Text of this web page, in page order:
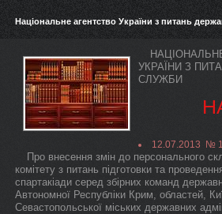
Національне агентство України з питань
УКРАЇНИ З
СЛУЖБИ
12.07.2013 №
Про внесення змін до персонального
комітету з питань підготовки та
спартакіади серед збірних команд
Автономної Республіки Крим, областей,
Севастопольської міських державних